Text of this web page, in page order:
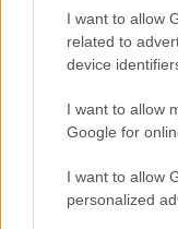
I want to allow
related to
device
I want to allow
Google for
I want to allow
personalized
l’ha liquidata
«viva la
provvedimento
Superbonus, il
pubblici italiani.
risparmio
che si tratta di